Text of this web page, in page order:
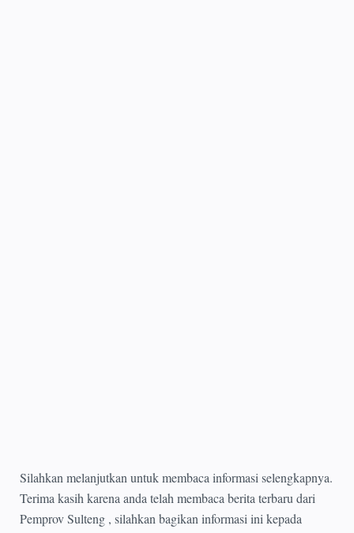
Silahkan melanjutkan untuk membaca informasi selengkapnya.
Terima kasih karena anda telah membaca berita terbaru dari
Pemprov Sulteng , silahkan bagikan informasi ini kepada